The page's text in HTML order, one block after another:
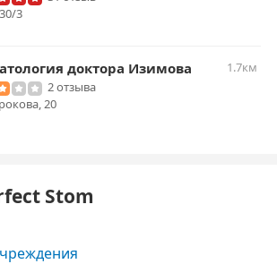
3
доктора Изимова
1.7км
2 отзыва
20
Stom